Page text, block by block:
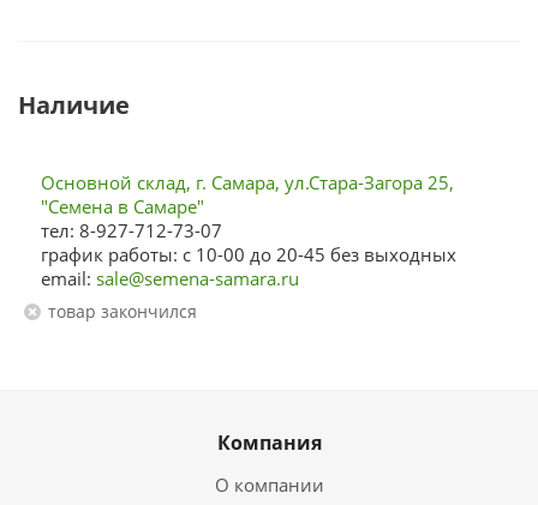
Наличие
Основной склад, г. Самара, ул.Стара-Загора 25,
"Семена в Самаре"
тел: 8-927-712-73-07
график работы: с 10-00 до 20-45 без выходных
email: sale@semena-samara.ru
Товар закончился
Компания
О компании